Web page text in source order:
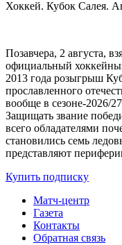
Хоккей. Кубок Салея.
Позавчера, 2 августа,
официальный
2013 года розыгрыш
прославленного
вообще в сезоне-2026/
Защищать звание
всего обладателями
становились семь
представляют
Купить подписку
Матч-центр
Газета
Контакты
Обратная связь